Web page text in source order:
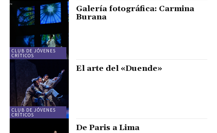
CLUB DE JÓVENES
CRÍTICOS
Galería fotográfica: Carmina
Burana
CLUB DE JÓVENES
CRÍTICOS
El arte del «Duende»
De Paris a Lima